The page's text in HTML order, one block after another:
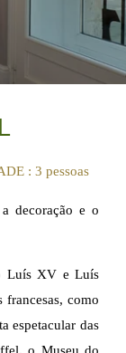
: 3 pessoas
decoração e o
Luís XV e Luís
francesas, como
espetacular das